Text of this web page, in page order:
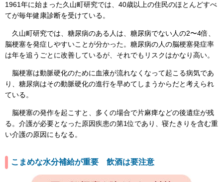
1961年に始まった久山町研究では、40歳以上の住民のほとんどすべ
てが毎年健康診断を受けている。
久山町研究では、糖尿病のある人は、糖尿病でない人の2〜4倍、
脳梗塞を発症しやすいことが分かった。糖尿病の人の脳梗塞発症率
は年を追うごとに改善しているが、それでもリスクはかなり高い。
脳梗塞は動脈硬化のために血液が流れなくなって起こる病気であ
り、糖尿病はその動脈硬化の進行を早めてしまうからだと考えられ
ている。
脳梗塞の発作を起こすと、多くの場合で片麻痺などの後遺症が残
る。介護が必要となった原因疾患の第1位であり、寝たきりを含む重
い介護の原因にもなる。
こまめな水分補給が重要 飲酒は要注意